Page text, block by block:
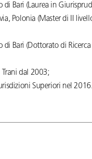
Bari (Laurea in
Polonia (Master di II
Bari (Dottorato di
Trani dal 2003;
Superiori nel 2016.